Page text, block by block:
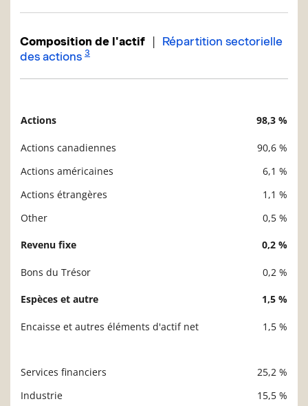
Composition de l'actif | Répartition sectorielle
des actions 3
Actions 98,3 %
Actions canadiennes
90,6 %
Actions américaines
6,1 %
Actions étrangères
1,1 %
Other
0,5 %
Revenu fixe 0,2 %
Bons du Trésor 0,2 %
Espèces et autre 1,5 %
Encaisse et autres éléments d'actif net 1,5 %
Services financiers
25,2 %
Industrie
15,5 %